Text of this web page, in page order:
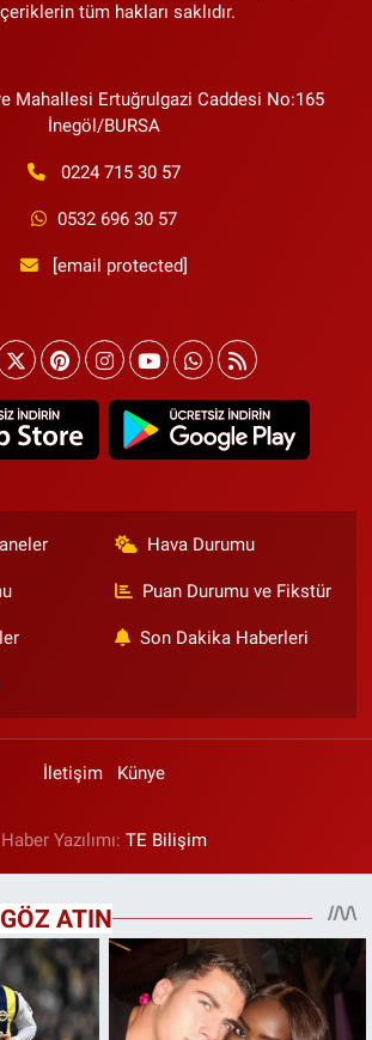
tüm hakları saklıdır.
Mahallesi Ertuğrulgazi Caddesi No:165
İnegöl/BURSA
0224 715 30 57
0532 696 30 57
[email protected]
Hava Durumu
Puan Durumu ve Fikstür
Son Dakika Haberleri
İletişim Künye
Haber Yazılımı: TE Bilişim